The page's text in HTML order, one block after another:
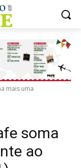
mais uma
soma
ao